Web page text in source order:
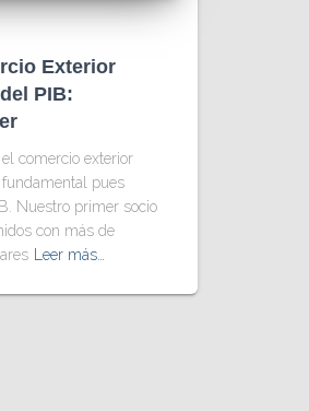
Exterior
PIB:
comercio exterior
pues
Nuestro primer socio
con más de
Leer más…